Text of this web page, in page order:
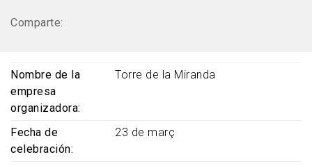
Comparte:
Nombre de la
empresa
organizadora
Torre de la Miranda
Fecha de
celebración
23 de març